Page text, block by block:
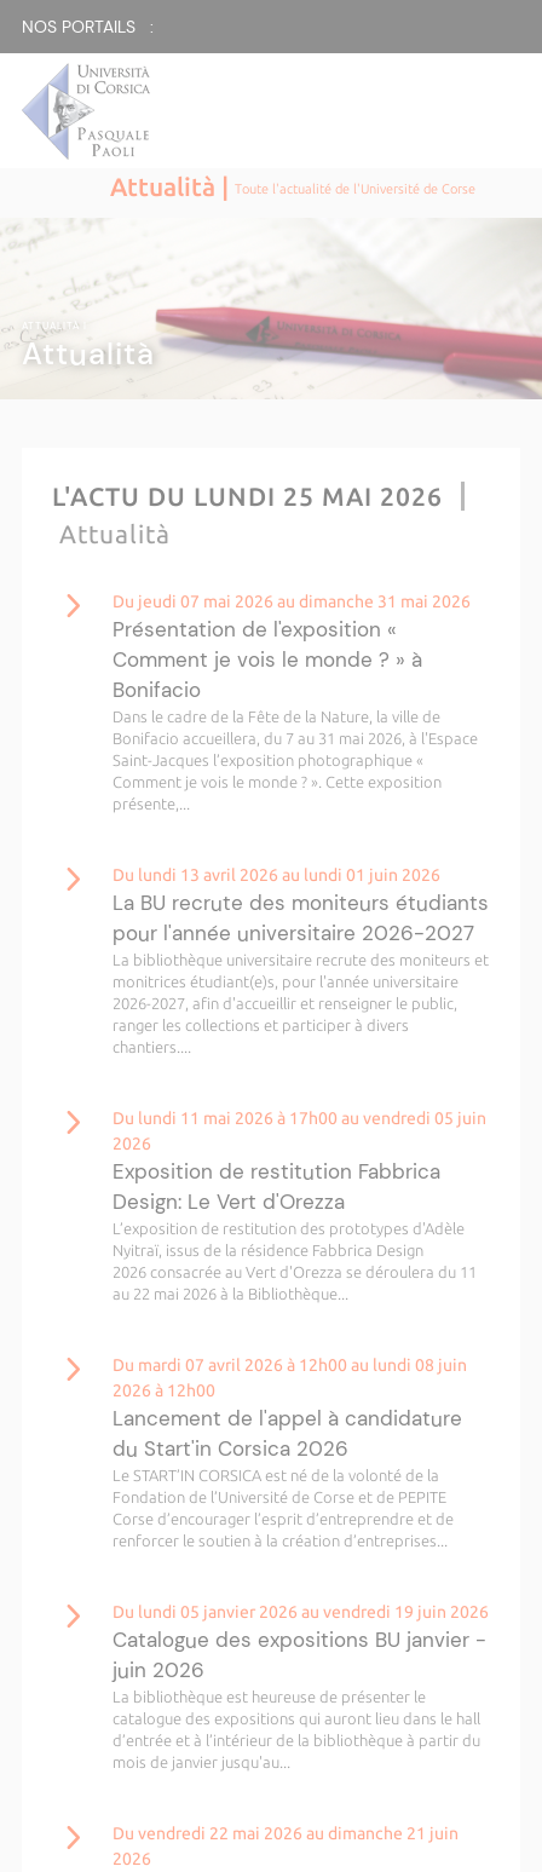
NOS PORTAILS :
Attualità |Toute l'actualité de l'Université de Corse
ATTUALITÀ |
Attualità
L'ACTU DU LUNDI 25 MAI 2026
Attualità
Du jeudi 07 mai 2026 au dimanche 31 mai 2026
Présentation de l'exposition «
Comment je vois le monde ? » à
Bonifacio
Dans le cadre de la Fête de la Nature, la ville de
Bonifacio accueillera, du 7 au 31 mai 2026, à l'Espace
Saint-Jacques l’exposition photographique «
Comment je vois le monde ? ». Cette exposition
présente,...
Du lundi 13 avril 2026 au lundi 01 juin 2026
La BU recrute des moniteurs étudiants
pour l'année universitaire 2026-2027
La bibliothèque universitaire recrute des moniteurs et
monitrices étudiant(e)s, pour l'année universitaire
2026-2027, afin d'accueillir et renseigner le public,
ranger les collections et participer à divers
chantiers....
Du lundi 11 mai 2026 à 17h00 au vendredi 05 juin
2026
Exposition de restitution Fabbrica
Design: Le Vert d'Orezza
L’exposition de restitution des prototypes d'Adèle
Nyitraï, issus de la résidence Fabbrica Design
2026 consacrée au Vert d'Orezza se déroulera du 11
au 22 mai 2026 à la Bibliothèque...
Du mardi 07 avril 2026 à 12h00 au lundi 08 juin
2026 à 12h00
Lancement de l'appel à candidature
du Start'in Corsica 2026
Le START’IN CORSICA est né de la volonté de la
Fondation de l’Université de Corse et de PEPITE
Corse d’encourager l’esprit d’entreprendre et de
renforcer le soutien à la création d’entreprises...
Du lundi 05 janvier 2026 au vendredi 19 juin 2026
Catalogue des expositions BU janvier -
juin 2026
La bibliothèque est heureuse de présenter le
catalogue des expositions qui auront lieu dans le hall
d’entrée et à l’intérieur de la bibliothèque à partir du
mois de janvier jusqu'au...
Du vendredi 22 mai 2026 au dimanche 21 juin
2026